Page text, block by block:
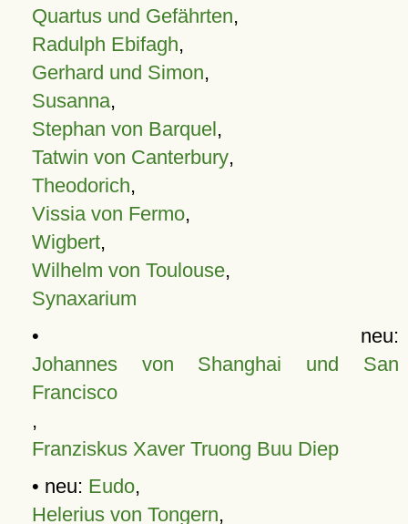
Quartus und Gefährten,
Radulph Ebifagh,
Gerhard und Simon,
Susanna,
Stephan von Barquel,
Tatwin von Canterbury,
Theodorich,
Vissia von Fermo,
Wigbert,
Wilhelm von Toulouse,
Synaxarium
• neu:
Johannes von Shanghai und San
Francisco
,
Franziskus Xaver Truong Buu Diep
• neu: Eudo,
Helerius von Tongern,